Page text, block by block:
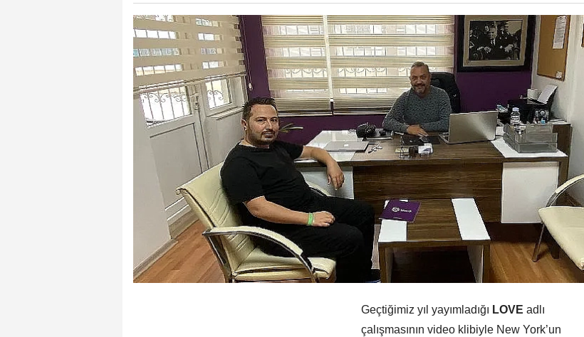
Geçtiğimiz yıl yayımladığı LOVE adlı
çalışmasının video klibiyle New York’un